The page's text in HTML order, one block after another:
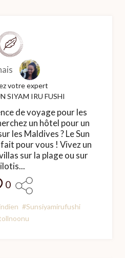
votre expert
SIYAM IRU FUSHI
de voyage pour les
un hôtel pour un
les Maldives ? Le Sun
pour vous ! Vivez un
sur la plage ou sur
0
#Sunsiyamirufushi